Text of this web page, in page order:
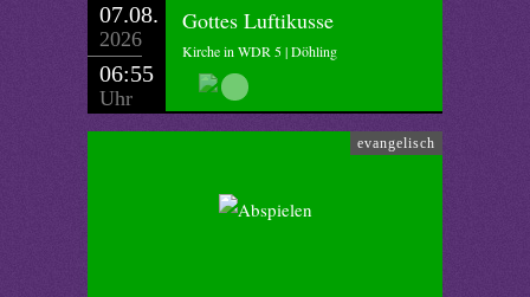
07.08.
2026
06:55
Uhr
Gottes Luftikusse
Kirche in WDR 5 | Döhling
evangelisch